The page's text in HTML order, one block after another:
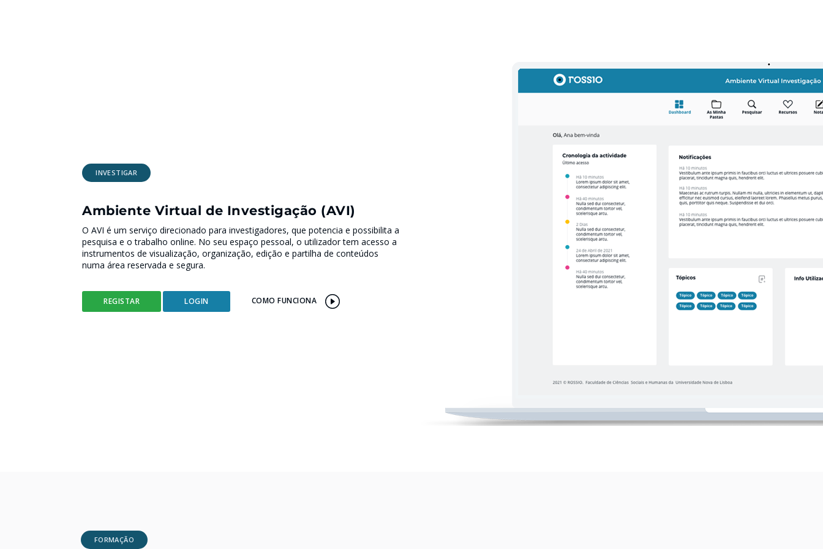
INVESTIGAR
Ambiente Virtual de Investigação (AVI)
O AVI é um serviço direcionado para investigadores, que potencia e possibilita a
pesquisa e o trabalho online. No seu espaço pessoal, o utilizador tem acesso a
instrumentos de visualização, organização, edição e partilha de conteúdos
numa área reservada e segura.
REGISTAR LOGIN COMO FUNCIONA
FORMAÇÃO